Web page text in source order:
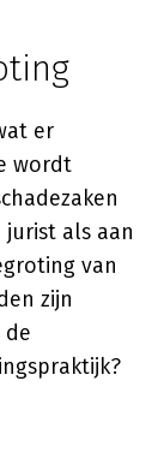
er
wordt
als aan
van
zijn
de